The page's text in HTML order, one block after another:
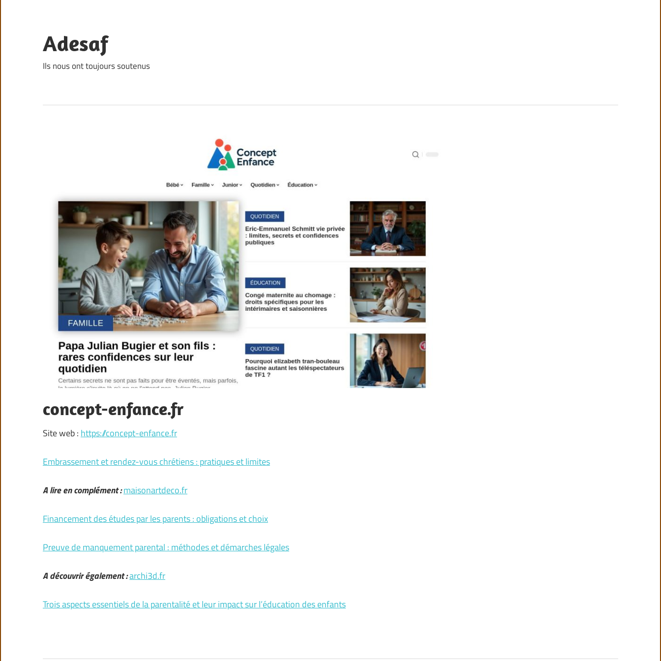
content
Adesaf
Ils nous ont toujours soutenus
concept-enfance.fr
Site web : https://concept-enfance.fr
Embrassement et rendez-vous chrétiens : pratiques et limites
A lire en complément :maisonartdeco.fr
Financement des études par les parents : obligations et choix
Preuve de manquement parental : méthodes et démarches légales
A découvrir également :archi3d.fr
Trois aspects essentiels de la parentalité et leur impact sur l’éducation des enfants